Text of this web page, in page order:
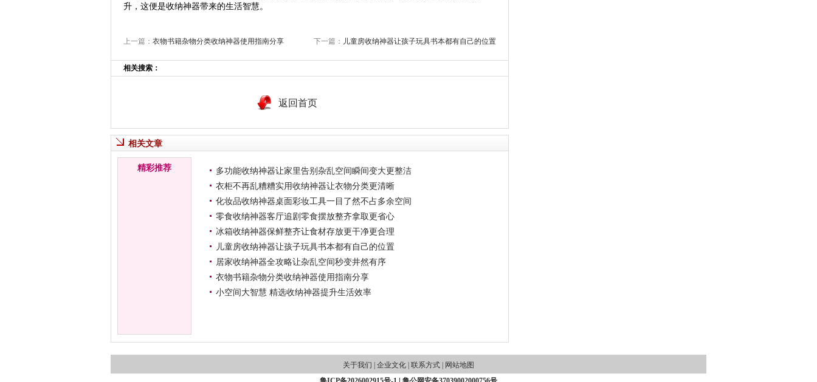
升，这便是收纳神器带来的生活智慧。
上一篇： 衣物书籍杂物分类收纳神器使用指南分享 下一篇： 儿童房收纳神器让孩子玩具书本都有自己的位置
相关搜索：
返回首页
相关文章
精彩推荐
多功能收纳神器让家里告别杂乱空间瞬间变大更整洁
衣柜不再乱糟糟实用收纳神器让衣物分类更清晰
化妆品收纳神器桌面彩妆工具一目了然不占多余空间
零食收纳神器客厅追剧零食摆放整齐拿取更省心
冰箱收纳神器保鲜整齐让食材存放更干净更合理
儿童房收纳神器让孩子玩具书本都有自己的位置
居家收纳神器全攻略让杂乱空间秒变井然有序
衣物书籍杂物分类收纳神器使用指南分享
小空间大智慧 精选收纳神器提升生活效率
关于我们 企业文化 联系方式
网站地图